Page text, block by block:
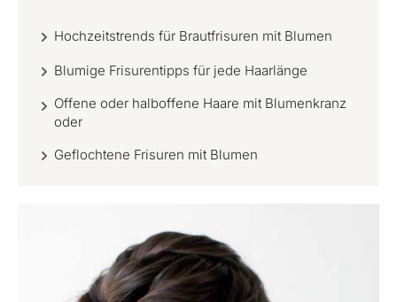
Hochzeitstrends für Brautfrisuren mit Blumen
Blumige Frisurentipps für jede Haarlänge
Offene oder halboffene Haare mit Blumenkranz
oder
Geflochtene Frisuren mit Blumen